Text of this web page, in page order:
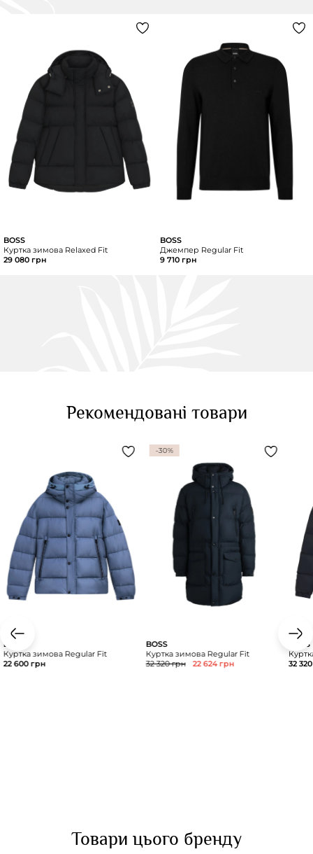
BOSS
Куртка зимова Relaxed Fit
29 080 грн
BOSS
Джемпер Regular Fit
9 710 грн
Рекомендовані товари
BOSS
Куртка зимова Regular Fit
22 600 грн
-30%
BOSS
Куртка зимова Regular Fit
32 320 грн
22 624 грн
BOSS
32
Товари цього бренду